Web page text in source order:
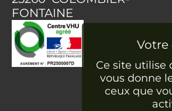
FONTAINE
Ce site utilise
vous donne
ceux que